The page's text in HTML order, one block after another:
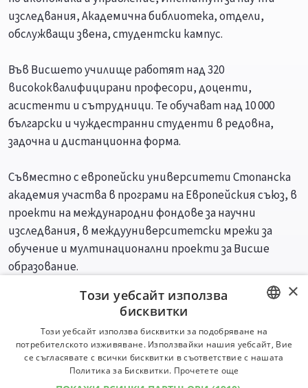
изследвания, Академична библиотека, отдели,
обслужващи звена, студентски кампус.
Във Висшето училище работят над 320
висококвалифицирани професори, доценти,
асистенти и сътрудници. Те обучават над 10 000
български и чуждестранни студенти в редовна,
задочна и дистанционна форма.
Съвместно с европейски университети Стопанска
академия участва в програми на Европейския съюз, в
проекти на международни фондове за научни
изследвания, в междууниверситетски мрежи за
обучение и мултинационални проекти за Висше
образование.
Специалности Професии
BULGARIAN
ENGLISH
×
Този уебсайт използва
бисквитки
Този уебсайт използва бисквитки за подобряване на
потребителското изживяване. Използвайки нашия уебсайт, Вие
се съгласявате с всички бисквитки в съответствие с нашата
Политика за Бисквитки. Прочетете още